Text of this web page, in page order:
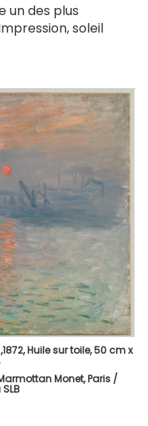
un des plus
soleil
Huile sur toile, 50 cm x
Monet, Paris /